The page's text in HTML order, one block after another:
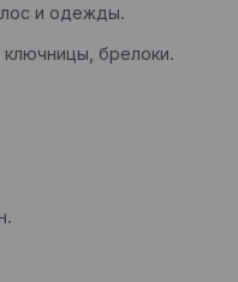
и одежды.
брелоки.